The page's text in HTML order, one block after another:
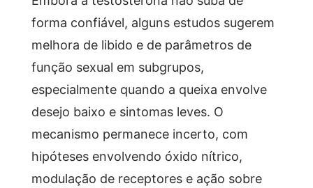
forma confiável, alguns estudos sugerem
melhora de libido e de parâmetros de
função sexual em subgrupos,
especialmente quando a queixa envolve
desejo baixo e sintomas leves. O
mecanismo permanece incerto, com
hipóteses envolvendo óxido nítrico,
modulação de receptores e ação sobre